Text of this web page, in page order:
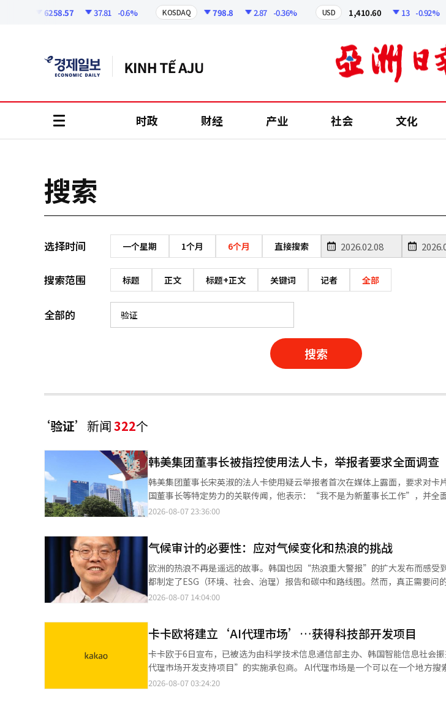
6258.57 37.81 -0.6% KOSDAQ 798.8 2.87 -0.36% USD 1,410.60 13 -0.92%
时政 财经 产业 社会 文化
搜索
选择时间 一个星期 1个月 6个月 直接搜索
搜索范围 标题 正文 标题+正文 关键词 记者 全部
全部的
搜索
‘验证’ 新闻322个
韩美集团董事长被指控使用法人卡，举报者要求全面调查
韩美集团董事长宋英淑的法人卡使用疑云举报者首次在媒体上露面，要求对卡
国董事长等特定势力的关联传闻，他表示：“我不是为新董事长工作”，并全
Therapeutics代表金泰浩于7日在首尔中区的Koryana酒店召开新闻发布会，
审计委员会和董事会。金前代表提供的资料显示，在首尔江南区新沙洞的一家
在一家牙科诊所消费了约140万韩元。他主张需要确认在医院和药店使用的法
及是否经过相关公司内部规定和董事会的批准程序。韩美科学方面对此表示，
供的福利项目。对此，金前代表指出：“除了健康检查，治疗费用和药品费用
是否也适用同样的标准，公司应予以说明。” 不过，金前代表表示无法具体说
明”。金前代表通过媒体提供的宋董事长家族的法人卡使用记录并非最新资料
的保密性非常严格”。对于与新东国韩阳精密董事长、前韩美制药副社长任钟
认。金前代表表示：“我认识新董事长，但大约一年前才第一次见面，讨论了
举报并非代表特定股东的利益。他表示：“这是为了讨论韩美制药集团的合规
生的金前代表于1996年入职韩美制药，曾在韩美制药管理层秘书处工作，协助
2026-08-07 23:36:00
气候审计的必要性：应对气候变化和热浪的挑战
欧洲的热浪不再是遥远的故事。韩国也因“热浪重大警报”的扩大发布而感受
都制定了ESG（环境、社会、治理）报告和碳中和路线图。然而，真正需要问
委员会实际做出了什么决定？目标的执行程度由谁监督？回答这些问题正是
减排目标（NDC），计划到2035年减少53%至61%。如今，仅仅“制定了计
正得以实施”。《碳中和基本法》第13条规定，国家气候危机应对委员会每年
推进情况。2024年12月，联合国大会正式承认最高审计机构应独立评估各国
的成就。政策的完善不仅仅依赖于立法和执行，还需要评估和审计这一最后环
趋势不仅限于各国政府的应对。越是处于碳中和政策和执行交接点的公共机
2026-08-07 14:04:00
卡卡欧将建立‘AI代理市场’…获得科技部开发项目
卡卡欧于6日宣布，已被选为由科学技术信息通信部主办、韩国智能信息社会
代理市场开发支持项目”的实施承包商。 AI代理市场是一个可以在一个地方搜
台。 卡卡欧与卡卡欧企业组成财团，计划在2027年12月之前建立以民间为主
2026-08-07 03:24:20